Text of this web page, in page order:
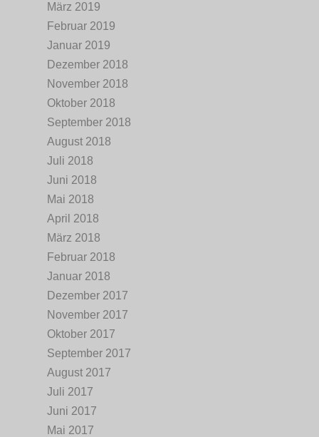
März 2019
Februar 2019
Januar 2019
Dezember 2018
November 2018
Oktober 2018
September 2018
August 2018
Juli 2018
Juni 2018
Mai 2018
April 2018
März 2018
Februar 2018
Januar 2018
Dezember 2017
November 2017
Oktober 2017
September 2017
August 2017
Juli 2017
Juni 2017
Mai 2017